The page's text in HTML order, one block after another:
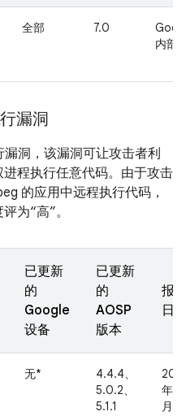
全部 7.0
内部
漏洞
洞，该漏洞可让攻击者利
程执行任意代码。由于攻击
的应用中远程执行代码，
为“高”。
已更新
的
Google
设备
已更新
的
AOSP
版本
报
日
无*
4.4.4、
5.0.2、
5.1.1
年 7
月